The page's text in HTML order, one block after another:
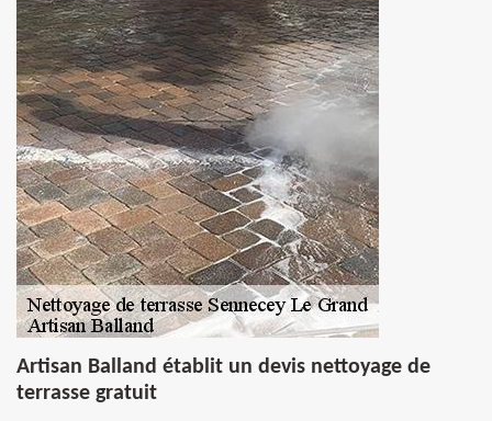
Artisan Balland établit un devis nettoyage de
terrasse gratuit